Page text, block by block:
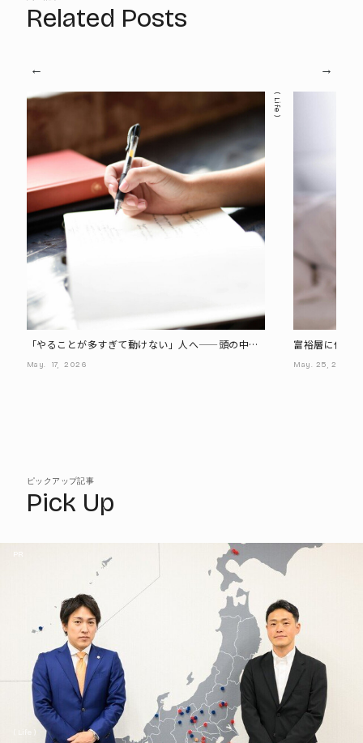
Related Posts
Life
「やることが多すぎて動けない」人へ――頭の中
の“汚部屋”を片付ける方法
May. 17, 2026
富裕層に仕え
とは?
May. 25, 2026
ピックアップ記事
Pick Up
PR